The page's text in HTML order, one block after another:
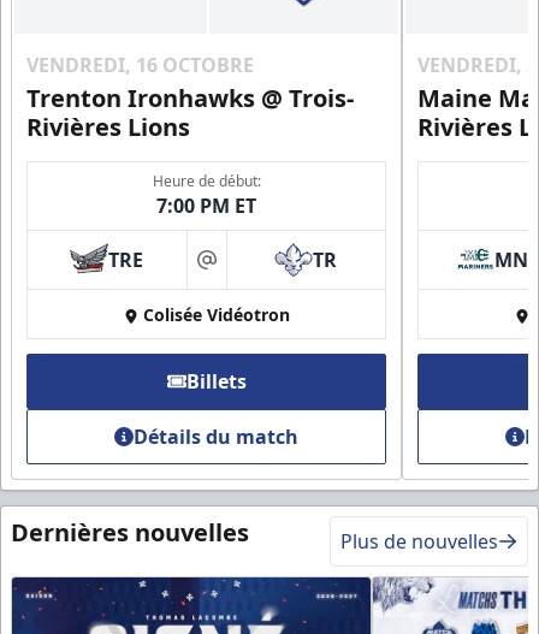
VENDREDI, 16 OCTOBRE
Trenton Ironhawks @ Trois-
Rivières Lions
Heure de début:
7:00 PM ET
TRE at TR
Colisée Vidéotron
Billets
Détails du match
VENDREDI,
Maine
Rivières
MNE
Dernières nouvelles Plus de nouvelles